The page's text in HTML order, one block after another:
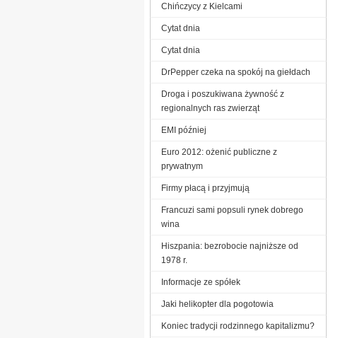
Chińczycy z Kielcami
Cytat dnia
Cytat dnia
DrPepper czeka na spokój na giełdach
Droga i poszukiwana żywność z
regionalnych ras zwierząt
EMI później
Euro 2012: ożenić publiczne z
prywatnym
Firmy płacą i przyjmują
Francuzi sami popsuli rynek dobrego
wina
Hiszpania: bezrobocie najniższe od
1978 r.
Informacje ze spółek
Jaki helikopter dla pogotowia
Koniec tradycji rodzinnego kapitalizmu?